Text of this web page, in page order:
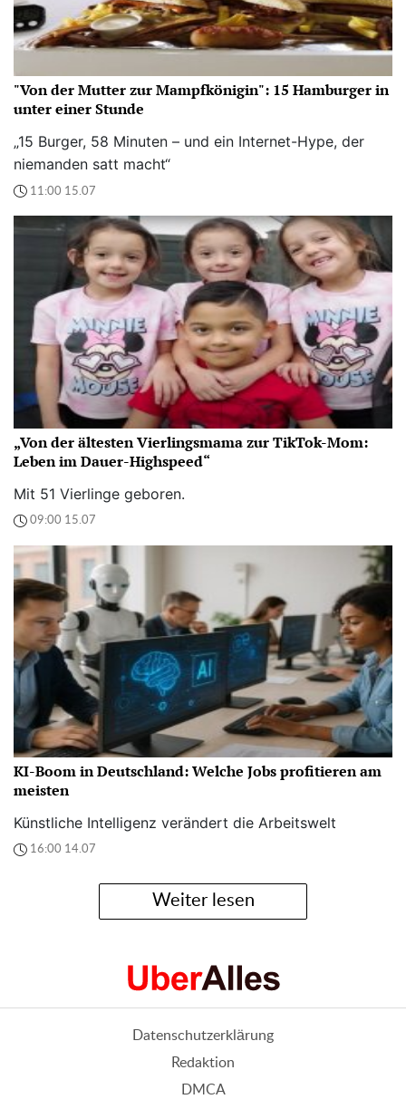
"Von der Mutter zur Mampfkönigin": 15 Hamburger in
unter einer Stunde
„15 Burger, 58 Minuten – und ein Internet-Hype, der
niemanden satt macht“
11:00 15.07
„Von der ältesten Vierlingsmama zur TikTok-Mom:
Leben im Dauer-Highspeed“
Mit 51 Vierlinge geboren.
09:00 15.07
KI-Boom in Deutschland: Welche Jobs profitieren am
meisten
Künstliche Intelligenz verändert die Arbeitswelt
16:00 14.07
Weiter lesen
Datenschutzerklärung
Redaktion
DMCA